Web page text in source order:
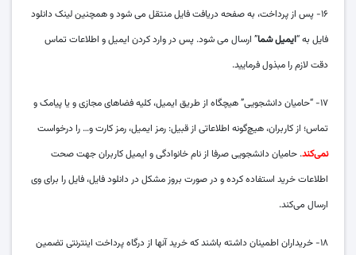
۱۶- پس از پرداخت، به صفحه دریافت فایل منتقل می شود و همچنین لینک دانلود
فایل به “ایمیل شما” ارسال می شود. پس در وارد کردن ایمیل و اطلاعات تماس
دقت لازم را مبذول فرمایید.
۱۷- “حامیان دانشجویی” هیچگاه از طریق ایمیل، کلیه فضاهای مجازی و یا پیامک و
تماس؛ از کاربران، هیچ‌گونه اطلاعاتی از قبیل: رمز ایمیل، رمز کارت و… را درخواست
نمی‌کند. حامیان دانشجویی صرفا از نام خانوادگی و ایمیل کاربران جهت صحت
اطلاعات خرید استفاده کرده و در صورت بروز مشکل در دانلود فایل، فایل را برای وی
ارسال می‌کند.
۱۸- خریداران اطمینان داشته باشند که خرید آنها از درگاه پرداخت اینترنتی تضمین